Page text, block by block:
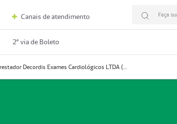
Canais de atendimento Faça
2º via de Boleto
Prestador Decordis Exames Cardiológicos LTDA (51004346-0)